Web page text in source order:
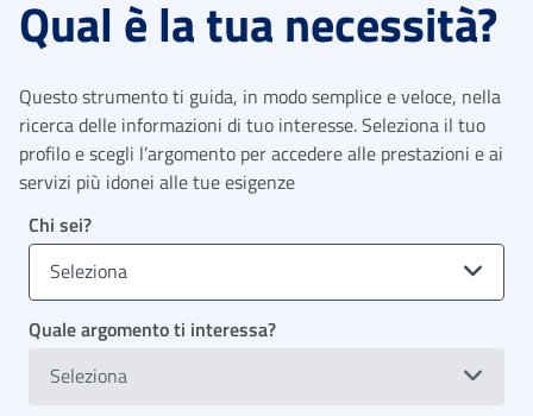
Qual è la tua necessità?
Questo strumento ti guida, in modo semplice e veloce, nella
ricerca delle informazioni di tuo interesse. Seleziona il tuo
profilo e scegli l’argomento per accedere alle prestazioni e ai
servizi più idonei alle tue esigenze
Chi sei?
Seleziona
Quale argomento ti interessa?
Seleziona